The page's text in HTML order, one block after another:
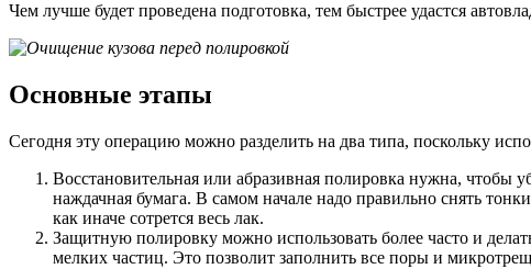
Чем лучше будет проведена подготовка, тем быстрее удастся
Основные этапы
Сегодня эту операцию можно разделить на два типа, поскольку
Восстановительная или абразивная полировка нужна,
наждачная бумага. В самом начале надо правильно снять
как иначе сотрется весь лак.
Защитную полировку можно использовать более часто и
мелких частиц. Это позволит заполнить все поры и